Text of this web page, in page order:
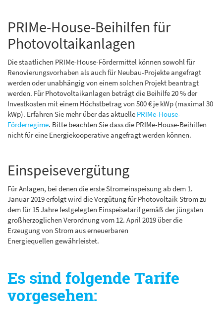
PRIMe-House-Beihilfen für
Photovoltaikanlagen
Die staatlichen PRIMe-House-Fördermittel können sowohl für
Renovierungsvorhaben als auch für Neubau-Projekte angefragt
werden oder unabhängig von einem solchen Projekt beantragt
werden. Für Photovoltaikanlagen beträgt die Beihilfe 20 % der
Investkosten mit einem Höchstbetrag von 500 € je kWp (maximal 30
kWp). Erfahren Sie mehr über das aktuelle PRIMe-House-
Förderregime. Bitte beachten Sie dass die PRIMe-House-Beihilfen
nicht für eine Energiekooperative angefragt werden können.
Einspeisevergütung
Für Anlagen, bei denen die erste Stromeinspeisung ab dem 1.
Januar 2019 erfolgt wird die Vergütung für Photovoltaik-Strom zu
dem für 15 Jahre festgelegten Einspeisetarif gemäß der jüngsten
großherzoglichen Verordnung vom 12. April 2019 über die
Erzeugung von Strom aus erneuerbaren
Energiequellen gewährleistet.
Es sind folgende Tarife
vorgesehen: